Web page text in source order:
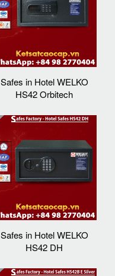
Safes in Hotel WELKO
HS42 Orbitech
Safes in Hotel WELKO
HS42 DH